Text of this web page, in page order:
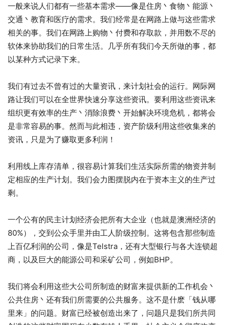
一般来说人们都有一些基本需求——像是住房丶食物丶能源丶
交通丶教育和医疗的需求。我们经常是在网路上做与这些需求
相关的事。我们在网路上购物丶付费和存取款，并用数不尽的
软体来协助我们的日常生活。几乎所有我们今天所做的事，都
以某种方式记录下来。
我们有过去不曾有过的大量资讯，来计划社会的运行。网际网
路让我们可以在全世界快速分享这些资讯。要利用这些资讯来
组织更有效率的生产丶消除浪费丶开始解决环境危机，都将会
是非常容易的事。然而与此相违，资产阶级利用这些收集来的
资讯，只是为了赚取更多利润！
利用线上库存清单，很容易计算我们生活实际所需的物资并制
定相应的生产计划。我们会力图摆脱内在于资本主义的生产过
剩。
一个公有的民主计划经济会把所有大企业（也就是澳洲经济的
80%），交到公众手里并由工人阶级控制。这将包含那些制造
上百亿利润的公司，像是Telstra，还有大型银行与各大连锁超
商，以及巨大的能源公司和采矿公司，例如BHP。
我们将会利用这些大公司所制造的财富来提供新的工作机会丶
公共住房丶还有我们所需要的公共服务。这不是什麽「钱从哪
里来」的问题。财富已经被创造出来了，问题只是我们所共同